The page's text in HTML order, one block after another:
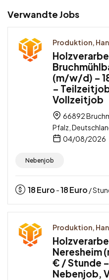
Verwandte Jobs
Produktion,
(m/w/d) –
–
Vollzeitjob
66892
Pfalz,
04/08/2026
Nebenjob
18Euro -18Euro /
Produktion,
Neresheim
€ / Stunde
Nebenjob,